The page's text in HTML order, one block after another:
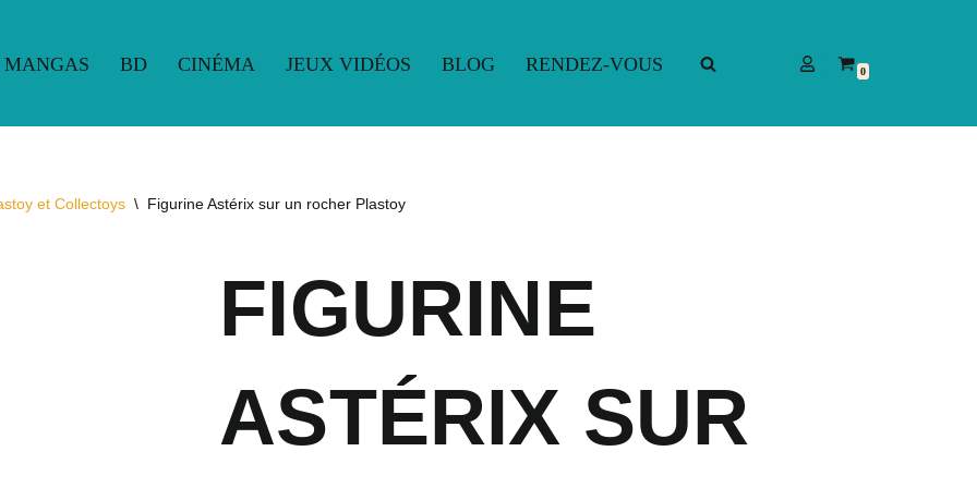
MANGAS BD CINÉMA JEUX VIDÉOS BLOG RENDEZ-VOUS 0
et Collectoys \ Figurine Astérix sur un rocher Plastoy
FIGURINE
ASTÉRIX SUR